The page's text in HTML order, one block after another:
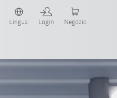
Lingua Login Negozio